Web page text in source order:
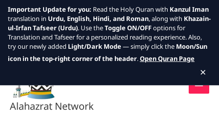
Skip
Alahazrat Network
Important Update for you: Read the Holy Quran with Kanzul Iman
translation in Urdu, English, Hindi, and Roman, along with Khazain-
ul-Irfan Tafseer (Urdu). Use theToggle ON/OFFoptions for
Translation and Tafseer for a personalized reading experience. Also,
try our newly added Light/Dark Mode— simply click the Moon/Sun
icon in the top-right corner of the header.Open Quran Page
×